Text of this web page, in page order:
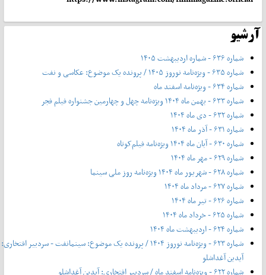
آرشیو
شماره ۶۳۶ - شماره اردیبهشت ۱۴۰۵
شماره ۶۳۵ - ویژه‌نامه نوروز ۱۴۰۵ / پرونده یک موضوع: عکاسی و نفت
شماره ۶۳۴ - ویژه‌نامه اسفند ماه
شماره ۶۳۳ - بهمن ماه ۱۴۰۴ ویژه‌نامه چهل‌ و‌ چهارمین جشنواره فیلم فجر
شماره ۶۳۲ - دی ماه ۱۴۰۴
شماره ۶۳۱ - آذر ماه ۱۴۰۴
شماره ۶۳۰ - آبان ماه ۱۴۰۴ ویژه‌نامه فیلم‌کوتاه
شماره ۶۲۹ - مهر ماه ۱۴۰۴
شماره ۶۲۸ - شهریور ماه ۱۴۰۴ ویژه‌نامه روز ملی سینما
شماره ۶۲۷ - مرداد ماه ۱۴۰۴
شماره ۶۲۶ - تیر ماه ۱۴۰۴
شماره ۶۲۵ - خرداد ماه ۱۴۰۴
شماره ۶۲۴ - اردیبهشت ماه ۱۴۰۴
شماره ۶۲۳ - ویژه‌نامه نوروز ۱۴۰۴ / پرونده یک موضوع: سینمانفت - سردبیر افتخاری:
آیدین آغداشلو
شماره ۶۲۲ - ویژه‌نامه اسفند ماه / سردبیر افتخاری: آیدین آغداشلو